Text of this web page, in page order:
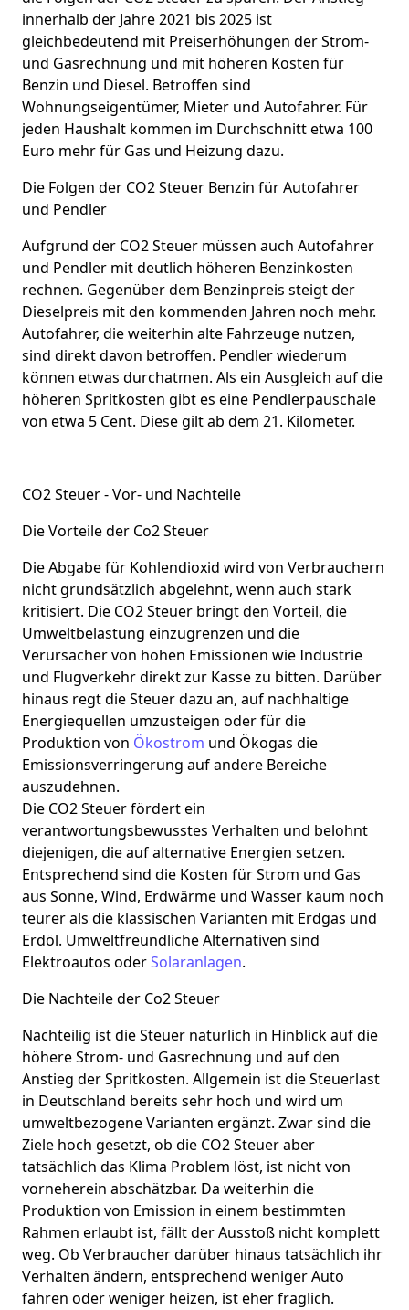
innerhalb der Jahre 2021 bis 2025 ist
gleichbedeutend mit Preiserhöhungen der Strom-
und Gasrechnung und mit höheren Kosten für
Benzin und Diesel. Betroffen sind
Wohnungseigentümer, Mieter und Autofahrer. Für
jeden Haushalt kommen im Durchschnitt etwa 100
Euro mehr für Gas und Heizung dazu.
Die Folgen der CO2 Steuer Benzin für Autofahrer
und Pendler
Aufgrund der CO2 Steuer müssen auch Autofahrer
und Pendler mit deutlich höheren Benzinkosten
rechnen. Gegenüber dem Benzinpreis steigt der
Dieselpreis mit den kommenden Jahren noch mehr.
Autofahrer, die weiterhin alte Fahrzeuge nutzen,
sind direkt davon betroffen. Pendler wiederum
können etwas durchatmen. Als ein Ausgleich auf die
höheren Spritkosten gibt es eine Pendlerpauschale
von etwa 5 Cent. Diese gilt ab dem 21. Kilometer.
CO2 Steuer - Vor- und Nachteile
Die Vorteile der Co2 Steuer
Die Abgabe für Kohlendioxid wird von Verbrauchern
nicht grundsätzlich abgelehnt, wenn auch stark
kritisiert. Die CO2 Steuer bringt den Vorteil, die
Umweltbelastung einzugrenzen und die
Verursacher von hohen Emissionen wie Industrie
und Flugverkehr direkt zur Kasse zu bitten. Darüber
hinaus regt die Steuer dazu an, auf nachhaltige
Energiequellen umzusteigen oder für die
Produktion von Ökostrom und Ökogas die
Emissionsverringerung auf andere Bereiche
auszudehnen.
Die CO2 Steuer fördert ein
verantwortungsbewusstes Verhalten und belohnt
diejenigen, die auf alternative Energien setzen.
Entsprechend sind die Kosten für Strom und Gas
aus Sonne, Wind, Erdwärme und Wasser kaum noch
teurer als die klassischen Varianten mit Erdgas und
Erdöl. Umweltfreundliche Alternativen sind
Elektroautos oderSolaranlagen.
Die Nachteile der Co2 Steuer
Nachteilig ist die Steuer natürlich in Hinblick auf die
höhere Strom- und Gasrechnung und auf den
Anstieg der Spritkosten. Allgemein ist die Steuerlast
in Deutschland bereits sehr hoch und wird um
umweltbezogene Varianten ergänzt. Zwar sind die
Ziele hoch gesetzt, ob die CO2 Steuer aber
tatsächlich das Klima Problem löst, ist nicht von
vorneherein abschätzbar. Da weiterhin die
Produktion von Emission in einem bestimmten
Rahmen erlaubt ist, fällt der Ausstoß nicht komplett
weg. Ob Verbraucher darüber hinaus tatsächlich ihr
Verhalten ändern, entsprechend weniger Auto
fahren oder weniger heizen, ist eher fraglich.